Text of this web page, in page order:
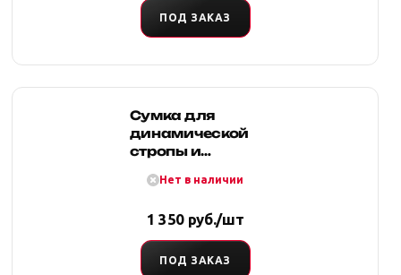
ПОД ЗАКАЗ
Сумка для
динамической
стропы и
(оксфорд,
Нет в наличии
1 350 руб./шт
ПОД ЗАКАЗ